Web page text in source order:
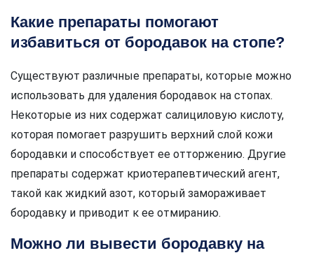
Какие препараты помогают
избавиться от бородавок на стопе?
Существуют различные препараты, которые можно
использовать для удаления бородавок на стопах.
Некоторые из них содержат салициловую кислоту,
которая помогает разрушить верхний слой кожи
бородавки и способствует ее отторжению. Другие
препараты содержат криотерапевтический агент,
такой как жидкий азот, который замораживает
бородавку и приводит к ее отмиранию.
Можно ли вывести бородавку на